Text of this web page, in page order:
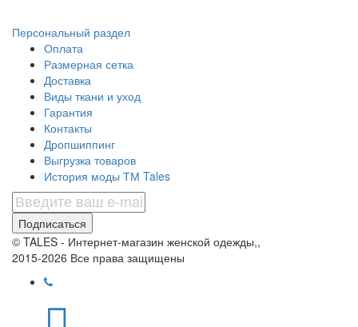
Персональный раздел
Оплата
Размерная сетка
Доставка
Виды ткани и уход
Гарантия
Контакты
Дропшиппинг
Выгрузка товаров
История моды ТМ Tales
Подписаться
© TALES - Интернет-магазин женской одежды,,
2015-2026 Все права защищены